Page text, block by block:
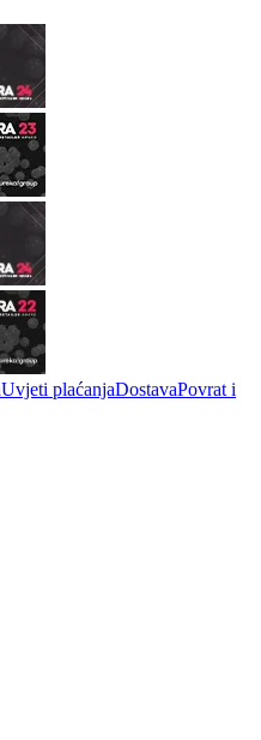
Uvjeti plaćanjaDostavaPovrat i